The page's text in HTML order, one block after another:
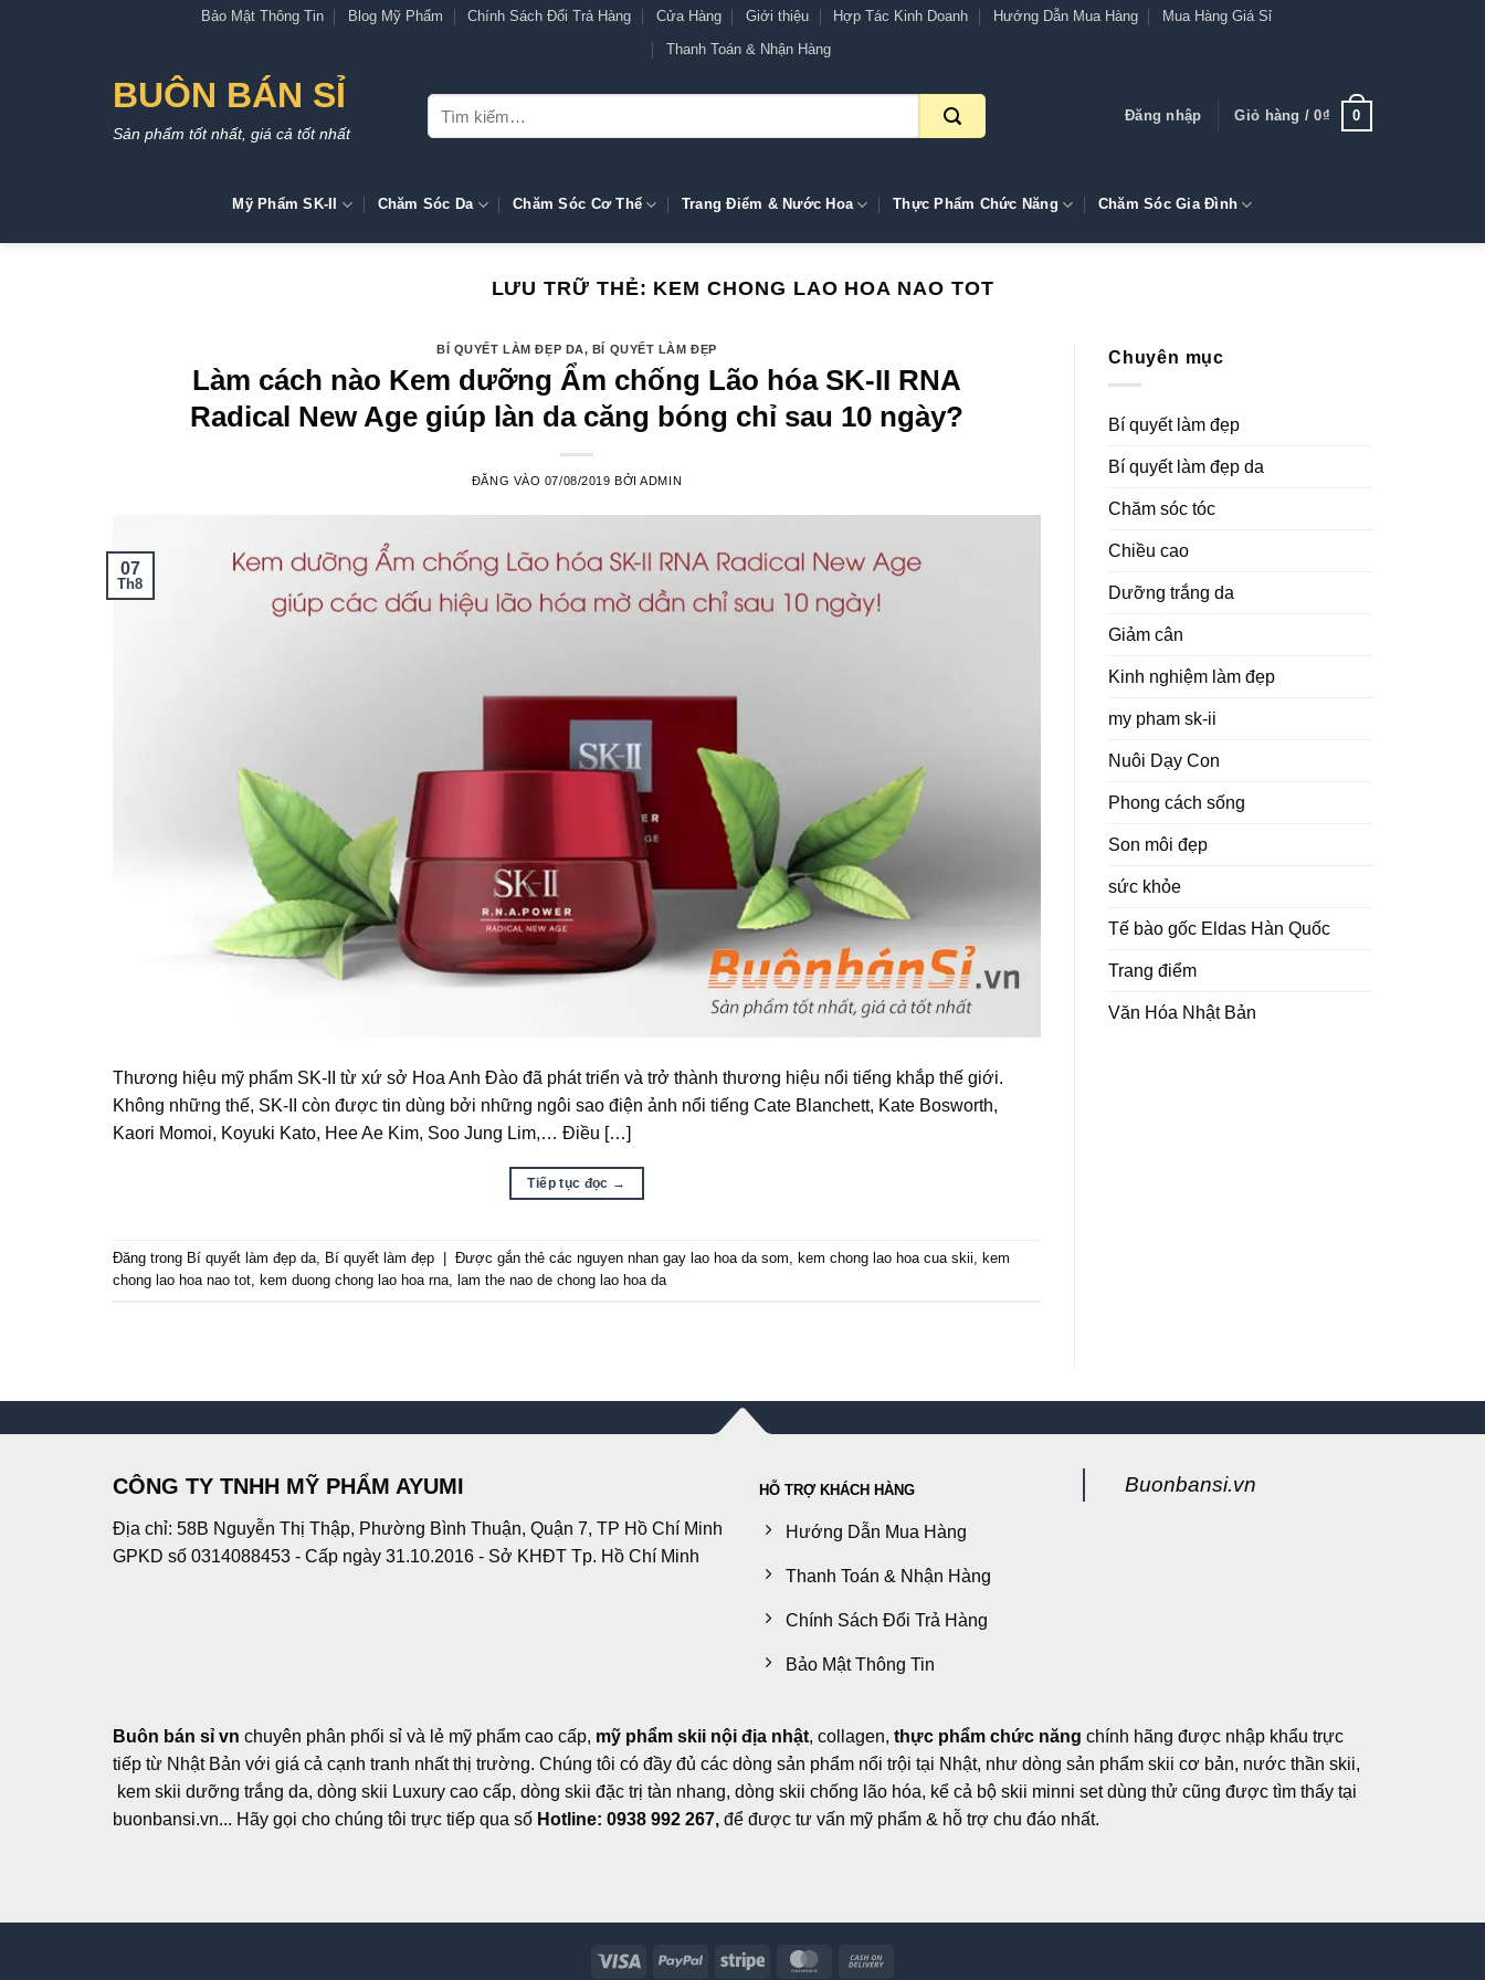
Bảo Mật Thông Tin Blog Mỹ Phẩm Chính Sách Đổi Trả Hàng Cửa Hàng Giới thiệu Hợp Tác Kinh Doanh Hướng Dẫn Mua Hàng
Mua Hàng Giá Sỉ
Thanh Toán & Nhận Hàng
BUÔN BÁN SỈ
Sản phẩm tốt nhất, giá cả tốt nhất
Tìm
kiếm:
Đăng nhập Giỏ hàng /0₫ 0
Mỹ Phẩm SK-II Chăm Sóc Da Chăm Sóc Cơ Thể Trang Điểm & Nước Hoa Thực Phẩm Chức Năng Chăm Sóc Gia Đình
LƯU TRỮ THẺ: KEM CHONG LAO HOA NAO TOT
BÍ QUYẾT LÀM ĐẸP DA, BÍ QUYẾT LÀM ĐẸP
Làm cách nào Kem dưỡng Ẩm chống Lão hóa SK-II RNA
Radical New Age giúp làn da căng bóng chỉ sau 10 ngày?
ĐĂNG VÀO 07/08/2019 BỞIADMIN
07
Th8
Thương hiệu mỹ phẩm SK-II từ xứ sở Hoa Anh Đào đã phát triển và trở thành thương hiệu nổi tiếng khắp thế giới.
Không những thế, SK-II còn được tin dùng bởi những ngôi sao điện ảnh nổi tiếng Cate Blanchett, Kate Bosworth,
Kaori Momoi, Koyuki Kato, Hee Ae Kim, Soo Jung Lim,… Điều […]
Tiếp tục đọc →
Đăng trong Bí quyết làm đẹp da, Bí quyết làm đẹp Được gắn thẻ các nguyen nhan gay lao hoa da som, kem chong lao hoa cua skii, kem
chong lao hoa nao tot, kem duong chong lao hoa rna, lam the nao de chong lao hoa da
Chuyên mục
Bí quyết làm đẹp
Bí quyết làm đẹp da
Chăm sóc tóc
Chiều cao
Dưỡng trắng da
Giảm cân
Kinh nghiệm làm đẹp
my pham sk-ii
Nuôi Dạy Con
Phong cách sống
Son môi đẹp
sức khỏe
Tế bào gốc Eldas Hàn Quốc
Trang điểm
Văn Hóa Nhật Bản
CÔNG TY TNHH MỸ PHẨM AYUMI
Địa chỉ: 58B Nguyễn Thị Thập, Phường Bình Thuận, Quận 7, TP Hồ Chí Minh
GPKD số 0314088453 - Cấp ngày 31.10.2016 - Sở KHĐT Tp. Hồ Chí Minh
HỖ TRỢ KHÁCH HÀNG
Hướng Dẫn Mua Hàng
Thanh Toán & Nhận Hàng
Chính Sách Đổi Trả Hàng
Bảo Mật Thông Tin
Buonbansi.vn
Buôn bán sỉ vn chuyên phân phối sỉ và lẻ mỹ phẩm cao cấp, mỹ phẩm skii nội địa nhật, collagen, thực phẩm chức năng chính hãng được nhập khẩu trực
tiếp từ Nhật Bản với giá cả cạnh tranh nhất thị trường. Chúng tôi có đầy đủ các dòng sản phẩm nổi trội tại Nhật, như dòng sản phẩm skii cơ bản, nước thần skii,
kem skii dưỡng trắng da, dòng skii Luxury cao cấp, dòng skii đặc trị tàn nhang, dòng skii chống lão hóa, kể cả bộ skii minni set dùng thử cũng được tìm thấy tại
buonbansi.vn... Hãy gọi cho chúng tôi trực tiếp qua số Hotline: 0938 992 267, để được tư vấn mỹ phẩm & hỗ trợ chu đáo nhất.
Visa PayPal Stripe MasterCard